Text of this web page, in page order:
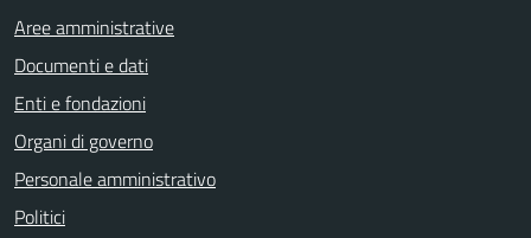
Aree amministrative
Documenti e dati
Enti e fondazioni
Organi di governo
Personale amministrativo
Politici